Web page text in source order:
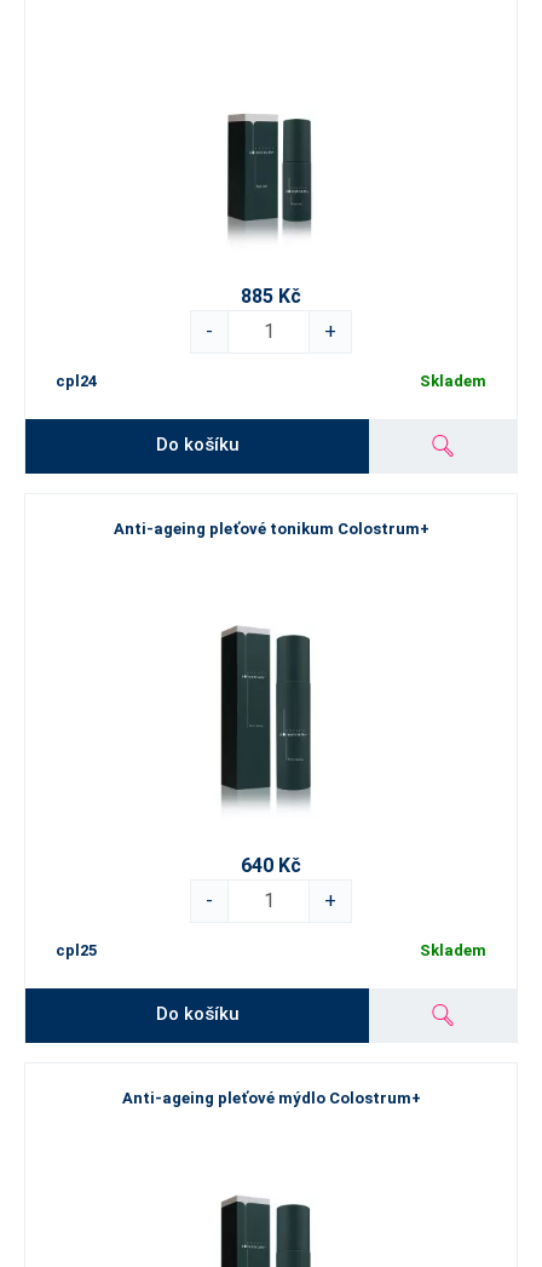
885 Kč
-
+
cpl24 Skladem
Do košíku
Anti-ageing pleťové tonikum Colostrum+
640 Kč
-
+
cpl25 Skladem
Do košíku
Anti-ageing pleťové mýdlo Colostrum+